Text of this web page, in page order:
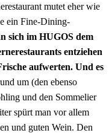
mutet eher wie
ein Fine-Dining-
sich im HUGOS dem
entziehen
aufwerten. Und es
um (den ebenso
und den Sommelier
spürt man vor allem
und guten Wein. Den